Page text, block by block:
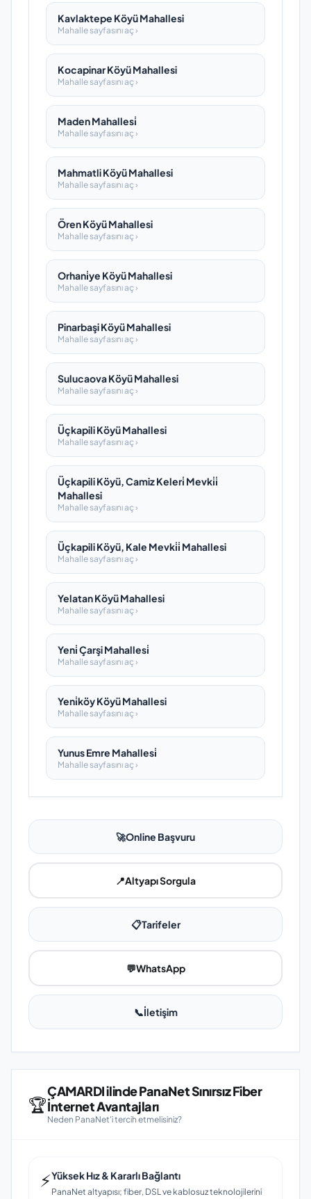
Kavlaktepe Köyü Mahallesi
Mahalle sayfasını aç ›
Kocapinar Köyü Mahallesi
Mahalle sayfasını aç ›
Maden Mahallesi̇
Mahalle sayfasını aç ›
Mahmatli Köyü Mahallesi
Mahalle sayfasını aç ›
Ören Köyü Mahallesi
Mahalle sayfasını aç ›
Orhani̇ye Köyü Mahallesi
Mahalle sayfasını aç ›
Pinarbaşi Köyü Mahallesi
Mahalle sayfasını aç ›
Sulucaova Köyü Mahallesi
Mahalle sayfasını aç ›
Üçkapili Köyü Mahallesi
Mahalle sayfasını aç ›
Üçkapili Köyü, Camiz Keleri̇ Mevki̇i̇
Mahallesi
Mahalle sayfasını aç ›
Üçkapili Köyü, Kale Mevki̇i̇ Mahallesi
Mahalle sayfasını aç ›
Yelatan Köyü Mahallesi
Mahalle sayfasını aç ›
Yeni̇ Çarşi Mahallesi̇
Mahalle sayfasını aç ›
Yeni̇köy Köyü Mahallesi
Mahalle sayfasını aç ›
Yunus Emre Mahallesi̇
Mahalle sayfasını aç ›
🚀Online Başvuru
📍Altyapı Sorgula
📋Tarifeler
💬WhatsApp
📞İletişim
🏆
ÇAMARDI ilinde PanaNet Sınırsız Fiber
İnternet Avantajları
Neden PanaNet'i tercih etmelisiniz?
⚡Yüksek Hız & Kararlı Bağlantı
PanaNet altyapısı; fiber, DSL ve kablosuz teknolojilerini